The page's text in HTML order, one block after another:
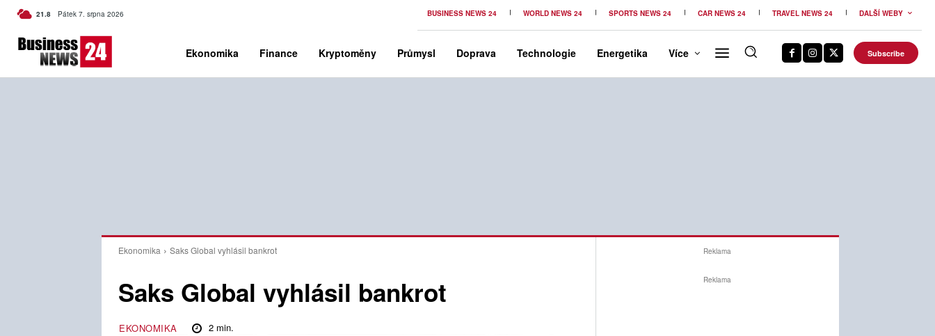
21.8 C Czech
Pátek 7. srpna 2026 BUSINESS NEWS 24 WORLD NEWS 24 SPORTS NEWS 24 CAR NEWS 24 TRAVEL NEWS 24 DALŠÍ WEBY
Ekonomika Finance Kryptoměny Průmysl Doprava Technologie Energetika Více Subscribe
Ekonomika Saks Global vyhlásil bankrot
Saks Global vyhlásil bankrot
EKONOMIKA 2min.
Reklama
Reklama